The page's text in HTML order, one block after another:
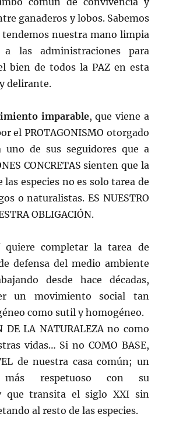
ganaderos y lobos. Sabemos
nuestra mano limpia
las administraciones para
bien de todos la PAZ en esta
delirante.
imparable, que viene a
el PROTAGONISMO otorgado
uno de sus seguidores que a
CONCRETAS sienten que la
las especies no es solo tarea de
o naturalistas. ES NUESTRO
OBLIGACIÓN.
quiere completar la tarea de
defensa del medio ambiente
desde hace décadas,
un movimiento social tan
como sutil y homogéneo.
DE LA NATURALEZA no como
vidas… Si no COMO BASE,
de nuestra casa común; un
respetuoso con su
que transita el siglo XXI sin
al resto de las especies.